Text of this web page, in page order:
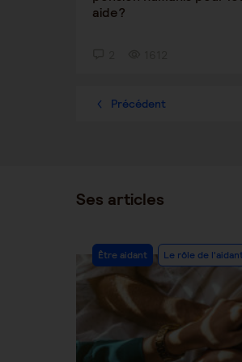
aide?
Précédent
Ses articles
Post
Category:
Être aidant Le rôle de